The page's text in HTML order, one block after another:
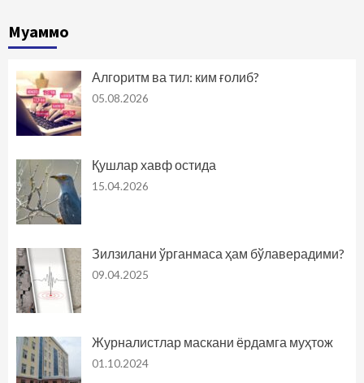
Муаммо
Алгоритм ва тил: ким ғолиб?
05.08.2026
Қушлар хавф остида
15.04.2026
Зилзилани ўрганмаса ҳам бўлаверадими?
09.04.2025
Журналистлар маскани ёрдамга муҳтож
01.10.2024